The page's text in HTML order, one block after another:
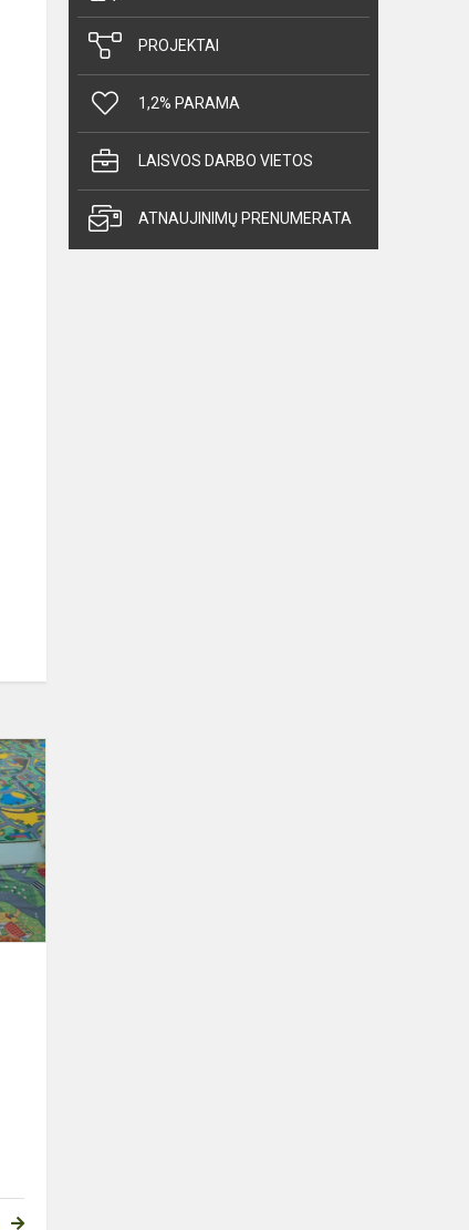
ATEIS
KAZIUKAS,
ATSKRIS
PROJEKTAI
1,2% PARAMA
LAISVOS DARBO VIETOS
ATNAUJINIMŲ PRENUMERATA